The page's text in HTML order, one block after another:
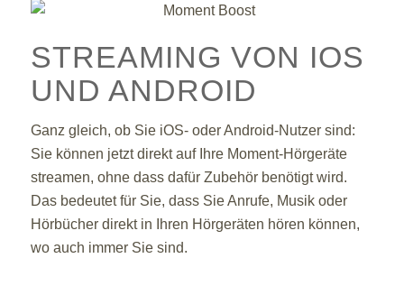
STREAMING VON IOS
UND ANDROID
Ganz gleich, ob Sie iOS- oder Android-Nutzer sind:
Sie können jetzt direkt auf Ihre Moment-Hörgeräte
streamen, ohne dass dafür Zubehör benötigt wird.
Das bedeutet für Sie, dass Sie Anrufe, Musik oder
Hörbücher direkt in Ihren Hörgeräten hören können,
wo auch immer Sie sind.